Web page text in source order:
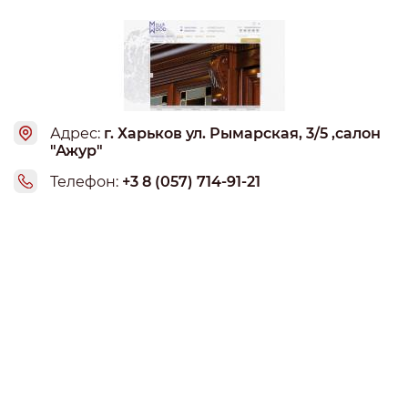
посещения сложилось неприятное впечатление от
встречи с продавцом Екатериной Пономарёвой. На нас в
пустом магазине просто не обратили внимания. То же
произошло во второй раз, когда попали вновь на
Катерину Пономарёву. В этот раз она разговаривала по
телефону по личным семейным делам и делала вид, что
сильно занята. Отдельные посещения запомнились тем,
что не правильно сдавали сдачу. Отдельный случай,
когда при покупке мелочевки (на витрине магазина при
этом висит объявление, что на все аксессуары скидка
Адрес: г. Харьков ул. Рымарская, 3/5 ,салон
"Ажур"
Телефон: +3 8 (057) 714-91-21